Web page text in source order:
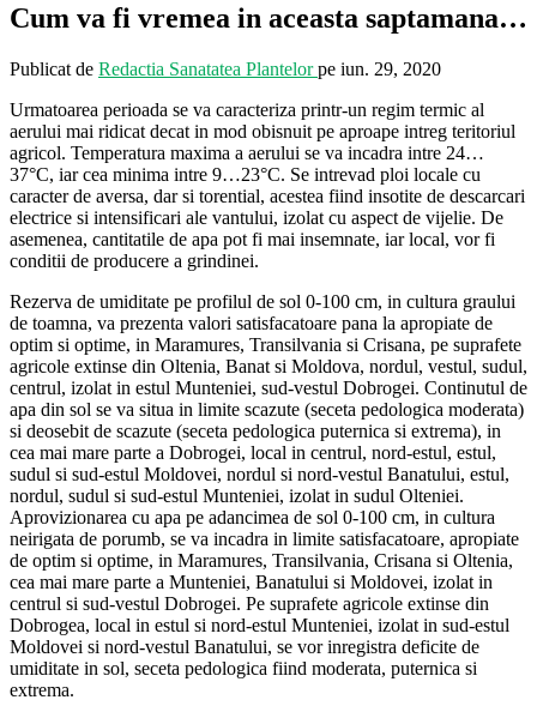
Cum va fi vremea in aceasta saptamana…
Publicat de Redactia Sanatatea Plantelorpe iun. 29, 2020
Urmatoarea perioada se va caracteriza printr-un regim termic al
aerului mai ridicat decat in mod obisnuit pe aproape intreg teritoriul
agricol. Temperatura maxima a aerului se va incadra intre 24…
37°C, iar cea minima intre 9…23°C. Se intrevad ploi locale cu
caracter de aversa, dar si torential, acestea fiind insotite de descarcari
electrice si intensificari ale vantului, izolat cu aspect de vijelie. De
asemenea, cantitatile de apa pot fi mai insemnate, iar local, vor fi
conditii de producere a grindinei.
Rezerva de umiditate pe profilul de sol 0-100 cm, in cultura graului
de toamna, va prezenta valori satisfacatoare pana la apropiate de
optim si optime, in Maramures, Transilvania si Crisana, pe suprafete
agricole extinse din Oltenia, Banat si Moldova, nordul, vestul, sudul,
centrul, izolat in estul Munteniei, sud-vestul Dobrogei. Continutul de
apa din sol se va situa in limite scazute (seceta pedologica moderata)
si deosebit de scazute (seceta pedologica puternica si extrema), in
cea mai mare parte a Dobrogei, local in centrul, nord-estul, estul,
sudul si sud-estul Moldovei, nordul si nord-vestul Banatului, estul,
nordul, sudul si sud-estul Munteniei, izolat in sudul Olteniei.
Aprovizionarea cu apa pe adancimea de sol 0-100 cm, in cultura
neirigata de porumb, se va incadra in limite satisfacatoare, apropiate
de optim si optime, in Maramures, Transilvania, Crisana si Oltenia,
cea mai mare parte a Munteniei, Banatului si Moldovei, izolat in
centrul si sud-vestul Dobrogei. Pe suprafete agricole extinse din
Dobrogea, local in estul si nord-estul Munteniei, izolat in sud-estul
Moldovei si nord-vestul Banatului, se vor inregistra deficite de
umiditate in sol, seceta pedologica fiind moderata, puternica si
extrema.